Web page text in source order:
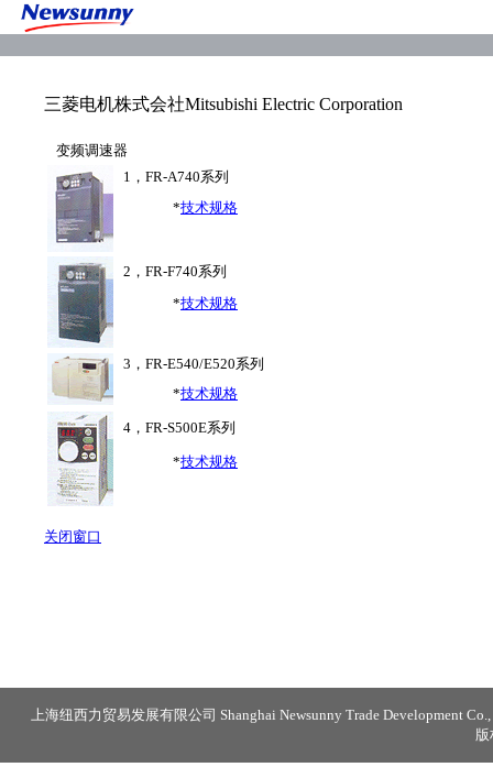
三菱电机株式会社Mitsubishi Electric Corporation
变频调速器
1，FR-A740系列
*技术规格
2，FR-F740系列
*技术规格
3，FR-E540/E520系列
*技术规格
4，FR-S500E系列
*技术规格
关闭窗口
上海纽西力贸易发展有限公司 Shanghai Newsunny Trade Development